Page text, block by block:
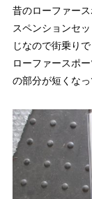
昔のローファー
スペンションセ
じなので街乗り
ローファースポ
の部分が短くな